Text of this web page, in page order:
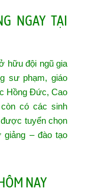
NGAY TẠI
hữu đội ngũ gia
sư phạm, giáo
Hồng Đức, Cao
có các sinh
tuyển chọn
giảng – đào tạo
NAY